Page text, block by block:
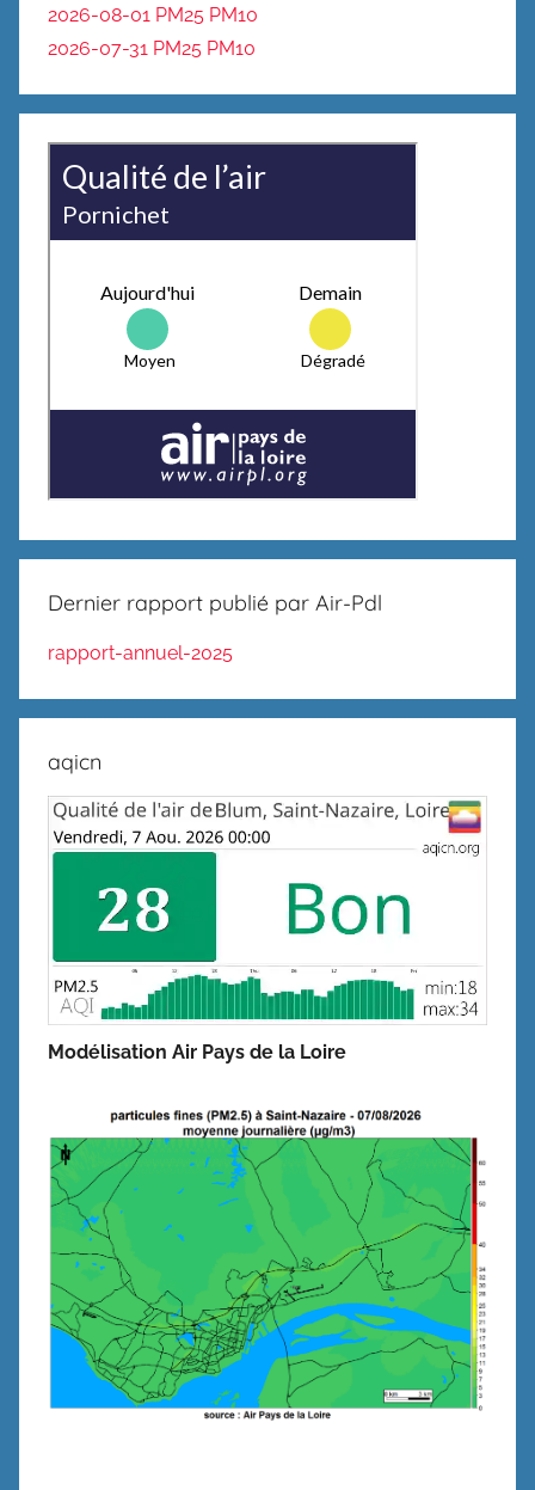
2026-08-01 PM25 PM10
2026-07-31 PM25 PM10
Dernier rapport publié par Air-Pdl
rapport-annuel-2025
aqicn
Modélisation Air Pays de la Loire